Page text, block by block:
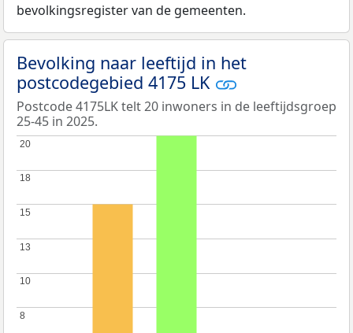
bevolkingsregister van de gemeenten.
Bevolking naar leeftijd in het
postcodegebied 4175 LK
Postcode 4175LK telt 20 inwoners in de leeftijdsgroep
25-45 in 2025.
8
8
10
10
13
13
15
15
18
18
20
20